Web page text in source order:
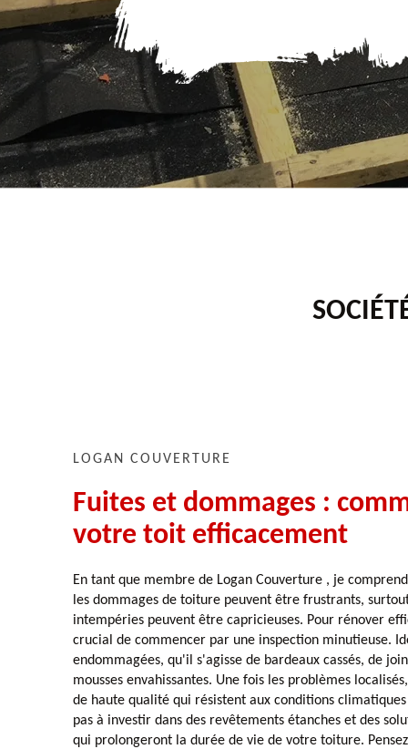
LOGAN COUVERTURE
Fuites et dommages :
votre toit efficacement
En tant que membre de Logan Couverture , je
les dommages de toiture peuvent être frustrants,
intempéries peuvent être capricieuses. Pour rénover
crucial de commencer par une inspection minutieuse.
endommagées, qu'il s'agisse de bardeaux cassés, de
mousses envahissantes. Une fois les problèmes
de haute qualité qui résistent aux conditions climatiques
pas à investir dans des revêtements étanches et des
qui prolongeront la durée de vie de votre toiture.